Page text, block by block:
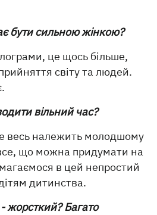
бути сильною жінкою?
це щось більше,
світу та людей.
вільний час?
весь належить молодшому
що можна придумати на
в цей непростий
дитинства.
Багато